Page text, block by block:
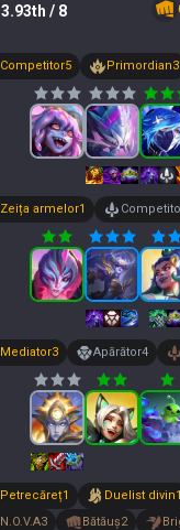
3.93th / 8
Competitor5 Primordian3
Zeița armelor1
Mediator3 Apărător4
Petrecăreț1 Duelist divin1
N.O.V.A3 Bătăuș2